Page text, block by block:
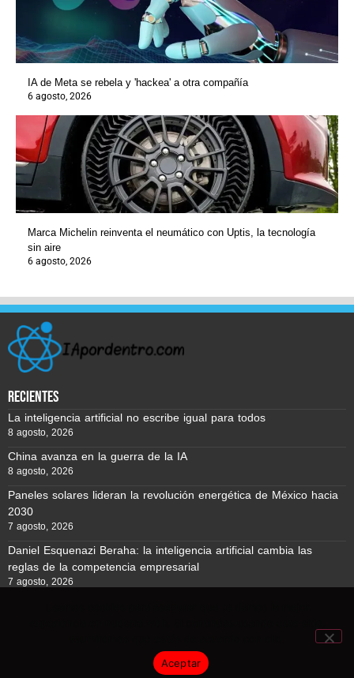
IA de Meta se rebela y 'hackea' a otra compañía
6 agosto, 2026
Marca Michelin reinventa el neumático con Uptis, la tecnología
sin aire
6 agosto, 2026
recientes
La inteligencia artificial no escribe igual para todos
8 agosto, 2026
China avanza en la guerra de la IA
8 agosto, 2026
Paneles solares lideran la revolución energética de México hacia
2030
7 agosto, 2026
Daniel Esquenazi Beraha: la inteligencia artificial cambia las
reglas de la competencia empresarial
7 agosto, 2026
Aceptar